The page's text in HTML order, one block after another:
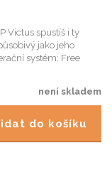
Victus spustíš i ty
jako jeho
systém: Free
není skladem
do košíku